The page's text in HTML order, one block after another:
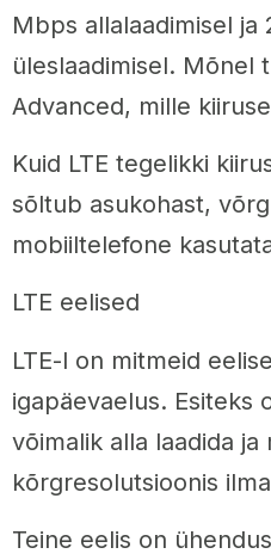
Mbps allalaadimisel ja
üleslaadimisel. Mõnel
Advanced, mille
Kuid LTE tegelikki
sõltub asukohast,
mobiiltelefone
LTE eelised
LTE-l on mitmeid
igapäevaelus. Esiteks
võimalik alla laadida ja
kõrgresolutsioonis
Teine eelis on